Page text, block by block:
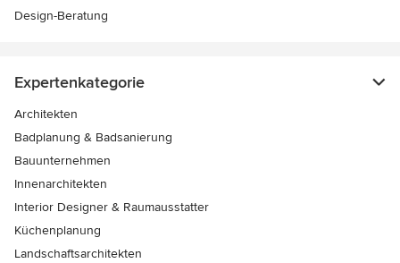
Design-Beratung
Expertenkategorie
Architekten
Badplanung & Badsanierung
Bauunternehmen
Innenarchitekten
Interior Designer & Raumausstatter
Küchenplanung
Landschaftsarchitekten